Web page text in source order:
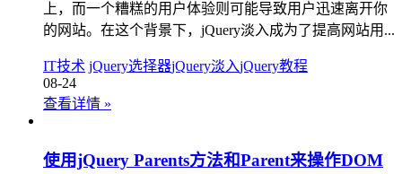
上，而一个糟糕的用户体验则可能导致用户迅速离开你
的网站。在这个背景下，jQuery淡入成为了提高网站用...
IT技术 jQuery选择器jQuery淡入jQuery教程
08-24
查看详情 »
使用jQuery Parents方法和Parent来操作DOM